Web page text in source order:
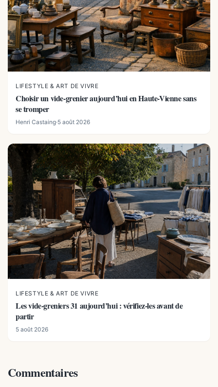
LIFESTYLE & ART DE VIVRE
Choisir un vide-grenier aujourd’hui en Haute-Vienne sans
se tromper
Henri Castaing·5 août 2026
LIFESTYLE & ART DE VIVRE
Les vide-greniers 31 aujourd’hui : vérifiez-les avant de
partir
5 août 2026
Commentaires